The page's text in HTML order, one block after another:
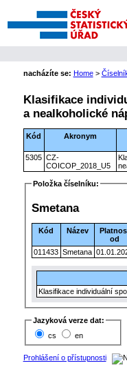
nacházíte se: Home>
Klasifikace
a nealkoholické
Kód Akronym
5305 CZ-
COICOP_2018_U5
Položka číselníku:
Smetana
Kód Název
od
011433 Smetana
Klasifikace individuální
Jazyková verze dat:
cs
en
Prohlášení o přístupnosti